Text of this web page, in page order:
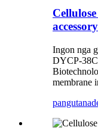
Ingon nga
DYCP-
membrane
pangutana